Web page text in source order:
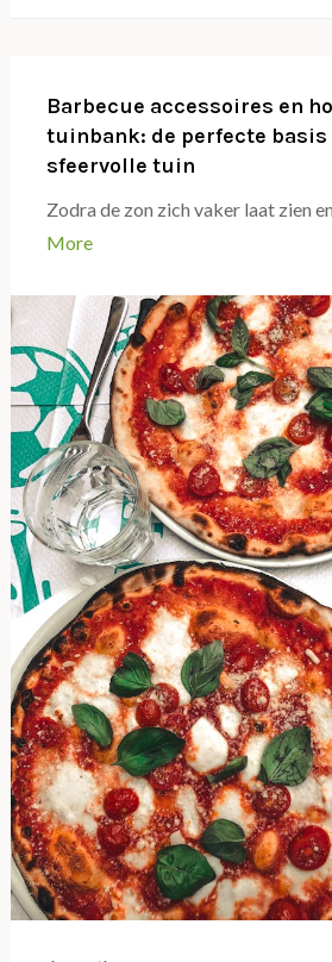
Barbecue accessoires en
tuinbank: de perfecte basis
sfeervolle tuin
Zodra de zon zich vaker laat zien
More